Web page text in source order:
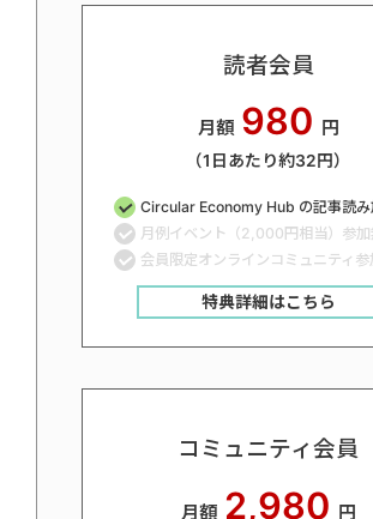
読者会員
月額 980 円
（1日あたり約32円）
Circular Economy Hub の記事読み
月例イベント（2,000円相当）参加
会員限定オンラインコミュニティ参
特典詳細はこちら
コミュニティ会員
月額 2,980 円